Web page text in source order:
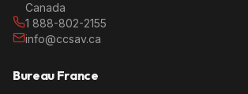
Canada
1 888-802-2155
info@ccsav.ca
Bureau France